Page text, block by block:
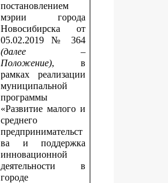
постановлением
мэрии города
Новосибирска от
05.02.2019 № 364
(далее –
Положение), в
рамках реализации
муниципальной
программы
«Развитие малого и
среднего
предпринимательст
ва и поддержка
инновационной
деятельности в
городе